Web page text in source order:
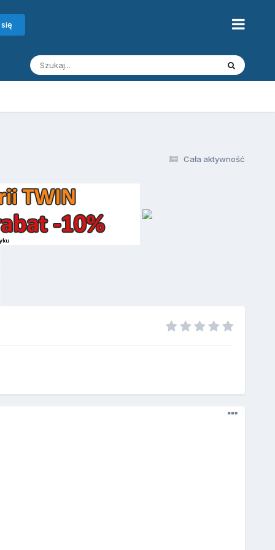
Cała aktywność